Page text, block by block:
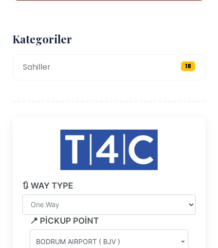
Kategoriler
Sahiller 18
🔃 WAY TYPE
📍 PICKUP POINT
BODRUM AIRPORT ( BJV )